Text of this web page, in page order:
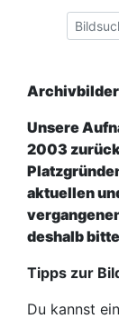
Archivbilder
Unsere
2003
aktuellen
deshalb
Tipps zur
Du kannst